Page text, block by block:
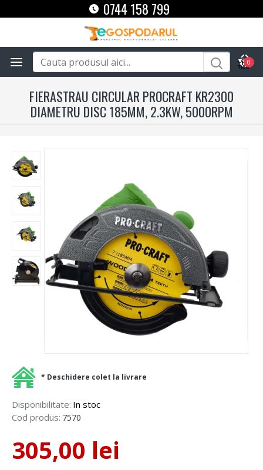
0744 158 799
0
FIERASTRAU CIRCULAR PROCRAFT KR2300
DIAMETRU DISC 185MM, 2.3KW, 5000RPM
Disponibilitate: In stoc
Cod produs: 7570
305,00 lei
* Deschidere colet la livrare